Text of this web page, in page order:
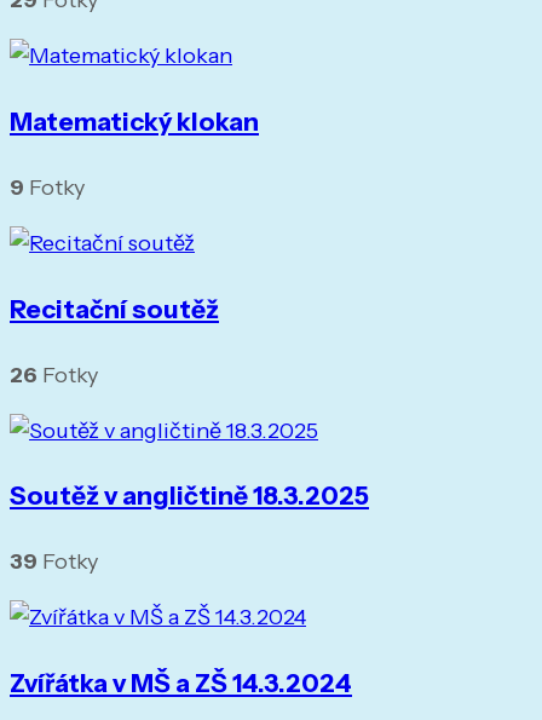
Matematický klokan
9 Fotky
Recitační soutěž
26 Fotky
Soutěž v angličtině 18.3.2025
39 Fotky
Zvířátka v MŠ a ZŠ 14.3.2024